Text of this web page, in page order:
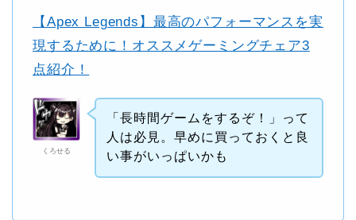
【Apex Legends】最高のパフォーマンスを実
現するために！オススメゲーミングチェア3
点紹介！
くろせる
「長時間ゲームをするぞ！」って
人は必見。早めに買っておくと良
い事がいっぱいかも